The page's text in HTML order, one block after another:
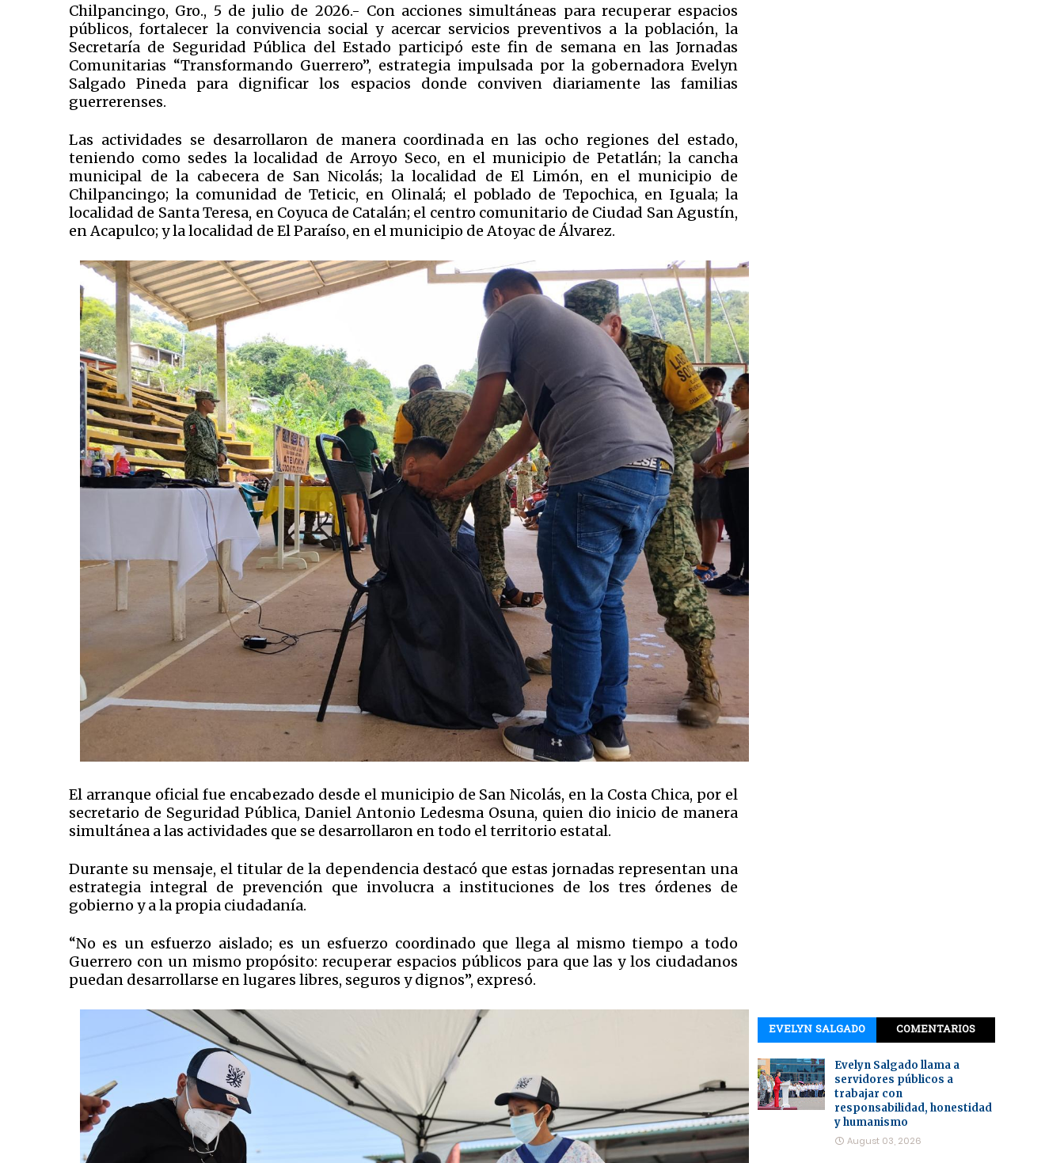
Chilpancingo, Gro., 5 de julio de 2026.- Con acciones simultáneas para recuperar espacios
públicos, fortalecer la convivencia social y acercar servicios preventivos a la población, la
Secretaría de Seguridad Pública del Estado participó este fin de semana en las Jornadas
Comunitarias “Transformando Guerrero”, estrategia impulsada por la gobernadora Evelyn
Salgado Pineda para dignificar los espacios donde conviven diariamente las familias
guerrerenses.
Las actividades se desarrollaron de manera coordinada en las ocho regiones del estado,
teniendo como sedes la localidad de Arroyo Seco, en el municipio de Petatlán; la cancha
municipal de la cabecera de San Nicolás; la localidad de El Limón, en el municipio de
Chilpancingo; la comunidad de Teticic, en Olinalá; el poblado de Tepochica, en Iguala; la
localidad de Santa Teresa, en Coyuca de Catalán; el centro comunitario de Ciudad San Agustín,
en Acapulco; y la localidad de El Paraíso, en el municipio de Atoyac de Álvarez.
El arranque oficial fue encabezado desde el municipio de San Nicolás, en la Costa Chica, por el
secretario de Seguridad Pública, Daniel Antonio Ledesma Osuna, quien dio inicio de manera
simultánea a las actividades que se desarrollaron en todo el territorio estatal.
Durante su mensaje, el titular de la dependencia destacó que estas jornadas representan una
estrategia integral de prevención que involucra a instituciones de los tres órdenes de
gobierno y a la propia ciudadanía.
“No es un esfuerzo aislado; es un esfuerzo coordinado que llega al mismo tiempo a todo
Guerrero con un mismo propósito: recuperar espacios públicos para que las y los ciudadanos
puedan desarrollarse en lugares libres, seguros y dignos”, expresó.
EVELYN SALGADO COMENTARIOS
Evelyn Salgado llama a
servidores públicos a
trabajar con
responsabilidad, honestidad
y humanismo
August 03, 2026